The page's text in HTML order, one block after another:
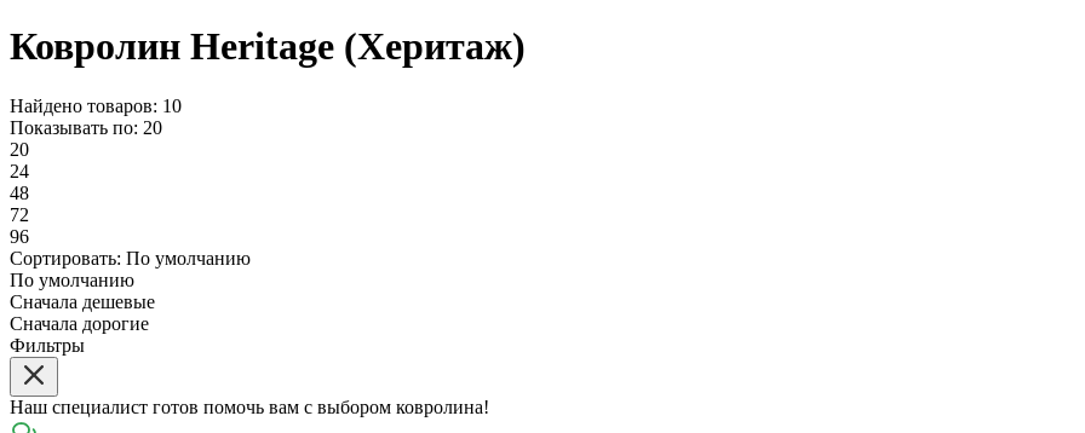
Ковролин Heritage (Херитаж)
Найдено товаров: 10
Показывать по: 20
20
24
48
72
96
Сортировать: По умолчанию
По умолчанию
Сначала дешевые
Сначала дорогие
Фильтры
Наш специалист готов помочь вам с выбором ковролина!